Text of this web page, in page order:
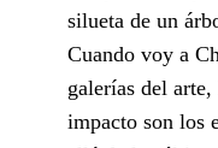
silueta de un
Cuando voy a
galerías del
impacto son los